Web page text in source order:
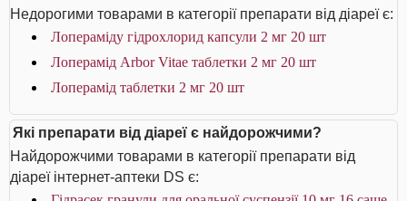
Недорогими товарами в категорії препарати від діареї є:
Лопераміду гідрохлорид капсули 2 мг 20 шт
Лоперамід Arbor Vitae таблетки 2 мг 20 шт
Лоперамід таблетки 2 мг 20 шт
Які препарати від діареї є найдорожчими?
Найдорожчими товарами в категорії препарати від
діареї інтернет-аптеки DS є: